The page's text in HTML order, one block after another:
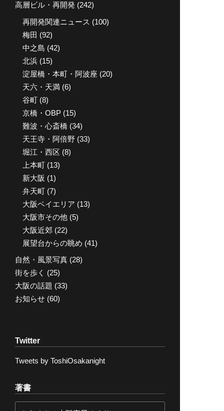
高層ビル・再開発 (242)
再開発関連ニュース (100)
梅田 (92)
中之島 (42)
北浜 (15)
淀屋橋・本町・阿波座 (20)
天六・天満 (6)
谷町 (8)
京橋・OBP (15)
難波・心斎橋 (34)
天王寺・阿倍野 (33)
堀江・西区 (8)
上本町 (13)
新大阪 (1)
弁天町 (7)
大阪ベイエリア (13)
大阪市その他 (5)
大阪近郊 (22)
展望台からの眺め (41)
自然・風景写真 (28)
街を歩く (25)
大阪の話題 (33)
お知らせ (60)
Twitter
Tweets by ToshiOsakanight
著書